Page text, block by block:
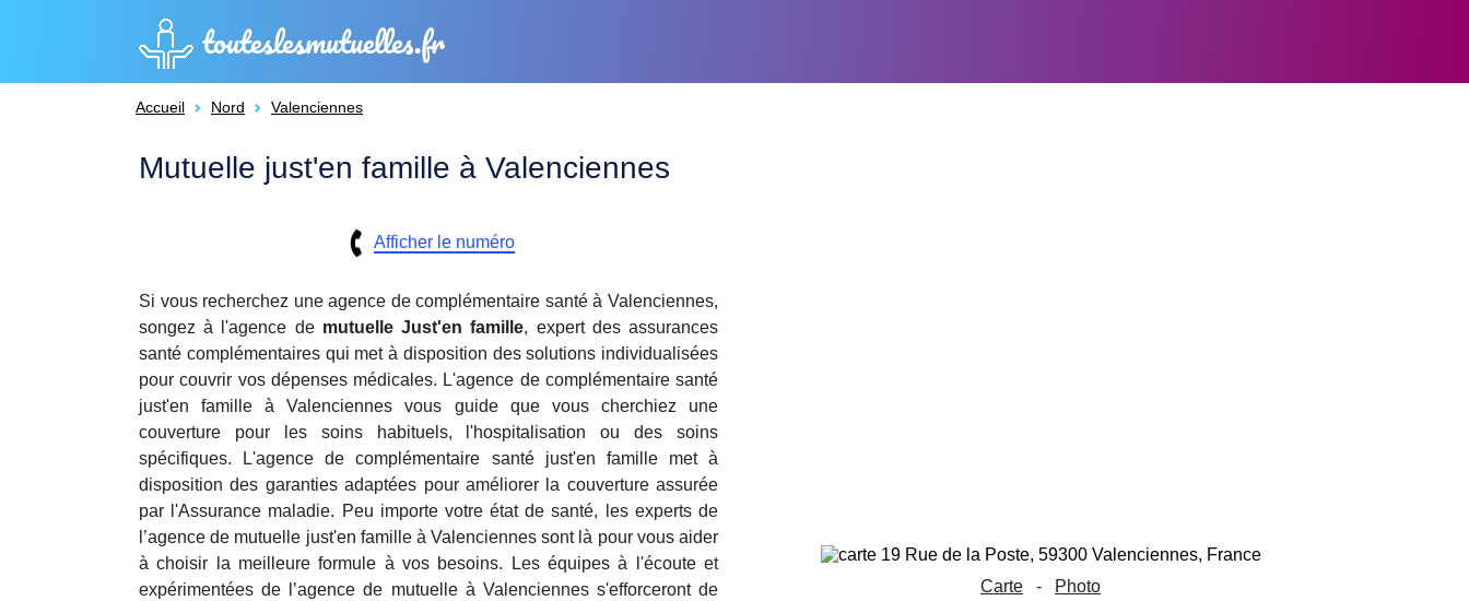
touteslesmutuelles.fr
Accueil Nord Valenciennes
Mutuelle just'en famille à Valenciennes
Afficher le numéro
Si vous recherchez une agence de complémentaire santé à Valenciennes,
songez à l'agence de mutuelleJust'en famille, expert des assurances
santé complémentaires qui met à disposition des solutions individualisées
pour couvrir vos dépenses médicales. L'agence de complémentaire santé
just'en famille à Valenciennes vous guide que vous cherchiez une
couverture pour les soins habituels, l'hospitalisation ou des soins
spécifiques. L'agence de complémentaire santé just'en famille met à
disposition des garanties adaptées pour améliorer la couverture assurée
par l'Assurance maladie. Peu importe votre état de santé, les experts de
l’agence de mutuelle just'en famille à Valenciennes sont là pour vous aider
à choisir la meilleure formule à vos besoins. Les équipes à l'écoute et
expérimentées de l’agence de mutuelle à Valenciennes s'efforceront de
Carte - Photo